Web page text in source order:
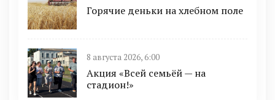
Горячие деньки на хлебном поле
8 августа 2026, 6:00
Акция «Всей семьёй — на
стадион!»